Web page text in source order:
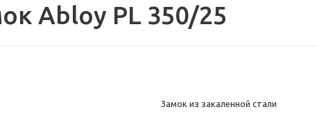
Abloy PL 350/25
Замок из закаленной стали